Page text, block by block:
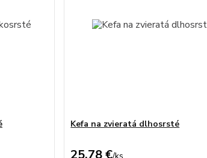
Kefa na zvieratá dlhosrsté
25,78 €